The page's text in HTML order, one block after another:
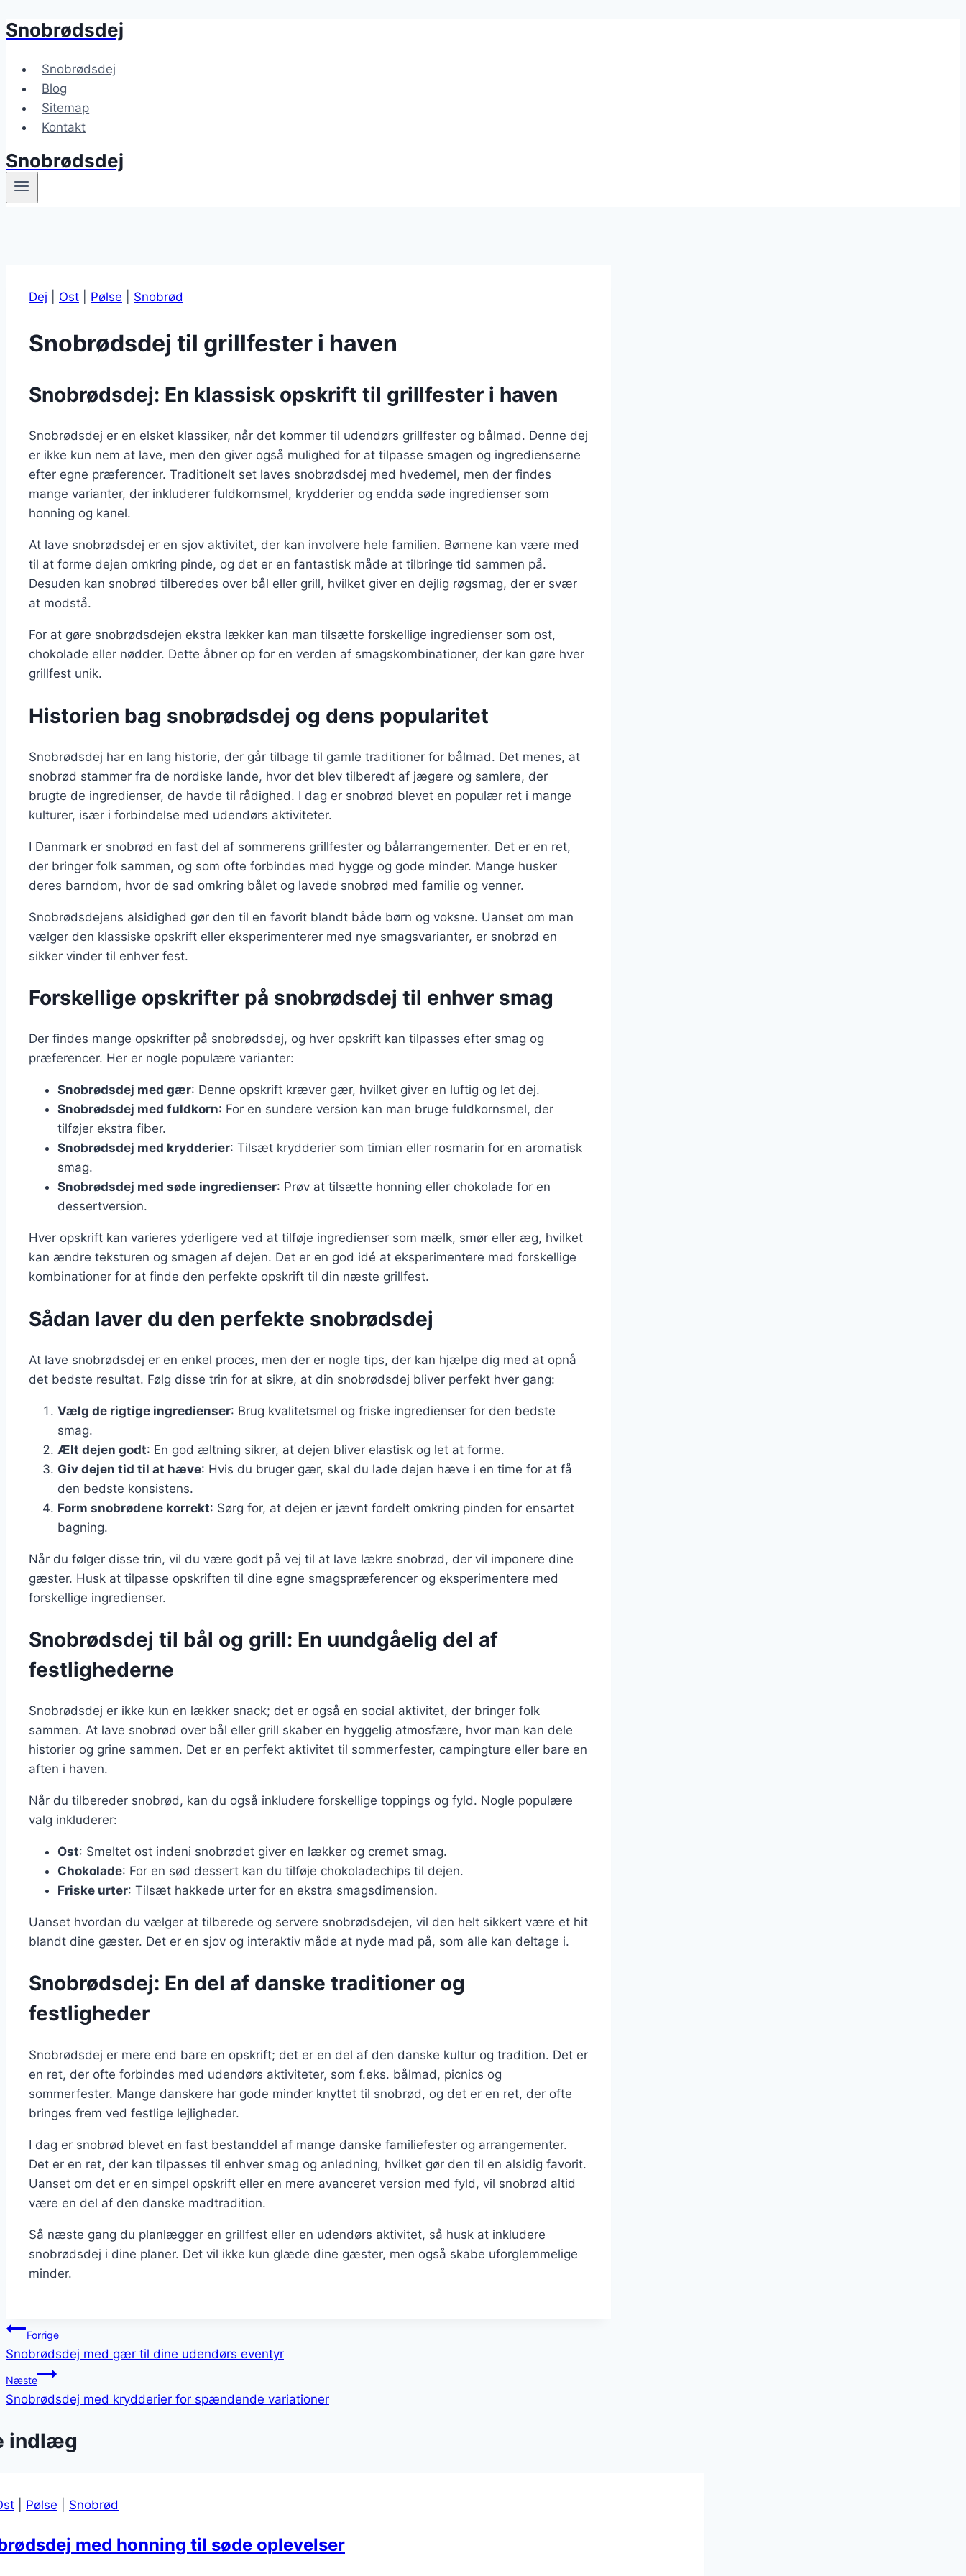
Fortsæt
indhold
Snobrødsdej
Snobrødsdej
Blog
Sitemap
Kontakt
Snobrødsdej
Dej Ost Pølse Snobrød
Snobrødsdej til grillfester i haven
Snobrødsdej: En klassisk opskrift til grillfester i haven
Snobrødsdej er en elsket klassiker, når det kommer til udendørs grillfester og bålmad. Denne dej
er ikke kun nem at lave, men den giver også mulighed for at tilpasse smagen og ingredienserne
efter egne præferencer. Traditionelt set laves snobrødsdej med hvedemel, men der findes
mange varianter, der inkluderer fuldkornsmel, krydderier og endda søde ingredienser som
honning og kanel.
At lave snobrødsdej er en sjov aktivitet, der kan involvere hele familien. Børnene kan være med
til at forme dejen omkring pinde, og det er en fantastisk måde at tilbringe tid sammen på.
Desuden kan snobrød tilberedes over bål eller grill, hvilket giver en dejlig røgsmag, der er svær
at modstå.
For at gøre snobrødsdejen ekstra lækker kan man tilsætte forskellige ingredienser som ost,
chokolade eller nødder. Dette åbner op for en verden af smagskombinationer, der kan gøre hver
grillfest unik.
Historien bag snobrødsdej og dens popularitet
Snobrødsdej har en lang historie, der går tilbage til gamle traditioner for bålmad. Det menes, at
snobrød stammer fra de nordiske lande, hvor det blev tilberedt af jægere og samlere, der
brugte de ingredienser, de havde til rådighed. I dag er snobrød blevet en populær ret i mange
kulturer, især i forbindelse med udendørs aktiviteter.
I Danmark er snobrød en fast del af sommerens grillfester og bålarrangementer. Det er en ret,
der bringer folk sammen, og som ofte forbindes med hygge og gode minder. Mange husker
deres barndom, hvor de sad omkring bålet og lavede snobrød med familie og venner.
Snobrødsdejens alsidighed gør den til en favorit blandt både børn og voksne. Uanset om man
vælger den klassiske opskrift eller eksperimenterer med nye smagsvarianter, er snobrød en
sikker vinder til enhver fest.
Forskellige opskrifter på snobrødsdej til enhver smag
Der findes mange opskrifter på snobrødsdej, og hver opskrift kan tilpasses efter smag og
præferencer. Her er nogle populære varianter:
Snobrødsdej med gær: Denne opskrift kræver gær, hvilket giver en luftig og let dej.
Snobrødsdej med fuldkorn: For en sundere version kan man bruge fuldkornsmel, der
tilføjer ekstra fiber.
Snobrødsdej med krydderier: Tilsæt krydderier som timian eller rosmarin for en aromatisk
smag.
Snobrødsdej med søde ingredienser: Prøv at tilsætte honning eller chokolade for en
dessertversion.
Hver opskrift kan varieres yderligere ved at tilføje ingredienser som mælk, smør eller æg, hvilket
kan ændre teksturen og smagen af dejen. Det er en god idé at eksperimentere med forskellige
kombinationer for at finde den perfekte opskrift til din næste grillfest.
Sådan laver du den perfekte snobrødsdej
At lave snobrødsdej er en enkel proces, men der er nogle tips, der kan hjælpe dig med at opnå
det bedste resultat. Følg disse trin for at sikre, at din snobrødsdej bliver perfekt hver gang:
Vælg de rigtige ingredienser: Brug kvalitetsmel og friske ingredienser for den bedste
smag.
Ælt dejen godt: En god æltning sikrer, at dejen bliver elastisk og let at forme.
Giv dejen tid til at hæve: Hvis du bruger gær, skal du lade dejen hæve i en time for at få
den bedste konsistens.
Form snobrødene korrekt: Sørg for, at dejen er jævnt fordelt omkring pinden for ensartet
bagning.
Når du følger disse trin, vil du være godt på vej til at lave lækre snobrød, der vil imponere dine
gæster. Husk at tilpasse opskriften til dine egne smagspræferencer og eksperimentere med
forskellige ingredienser.
Snobrødsdej til bål og grill: En uundgåelig del af
festlighederne
Snobrødsdej er ikke kun en lækker snack; det er også en social aktivitet, der bringer folk
sammen. At lave snobrød over bål eller grill skaber en hyggelig atmosfære, hvor man kan dele
historier og grine sammen. Det er en perfekt aktivitet til sommerfester, campingture eller bare en
aften i haven.
Når du tilbereder snobrød, kan du også inkludere forskellige toppings og fyld. Nogle populære
valg inkluderer:
Ost: Smeltet ost indeni snobrødet giver en lækker og cremet smag.
Chokolade: For en sød dessert kan du tilføje chokoladechips til dejen.
Friske urter: Tilsæt hakkede urter for en ekstra smagsdimension.
Uanset hvordan du vælger at tilberede og servere snobrødsdejen, vil den helt sikkert være et hit
blandt dine gæster. Det er en sjov og interaktiv måde at nyde mad på, som alle kan deltage i.
Snobrødsdej: En del af danske traditioner og
festligheder
Snobrødsdej er mere end bare en opskrift; det er en del af den danske kultur og tradition. Det er
en ret, der ofte forbindes med udendørs aktiviteter, som f.eks. bålmad, picnics og
sommerfester. Mange danskere har gode minder knyttet til snobrød, og det er en ret, der ofte
bringes frem ved festlige lejligheder.
I dag er snobrød blevet en fast bestanddel af mange danske familiefester og arrangementer.
Det er en ret, der kan tilpasses til enhver smag og anledning, hvilket gør den til en alsidig favorit.
Uanset om det er en simpel opskrift eller en mere avanceret version med fyld, vil snobrød altid
være en del af den danske madtradition.
Så næste gang du planlægger en grillfest eller en udendørs aktivitet, så husk at inkludere
snobrødsdej i dine planer. Det vil ikke kun glæde dine gæster, men også skabe uforglemmelige
minder.
Indlægsnavigation
Forrige
Snobrødsdej med gær til dine udendørs eventyr
Næste
Snobrødsdej med krydderier for spændende variationer
indlæg
Pølse Snobrød
med honning til søde oplevelser